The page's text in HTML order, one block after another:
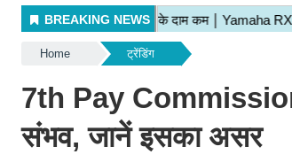
Home ट्रेंडिंग
7th Pay
संभव, जानें इसका असर